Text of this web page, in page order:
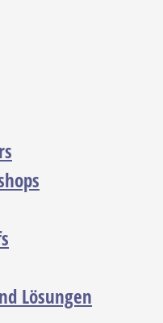
Lösungen